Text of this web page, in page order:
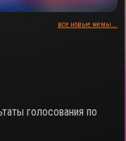
все новые мемы...
голосования по